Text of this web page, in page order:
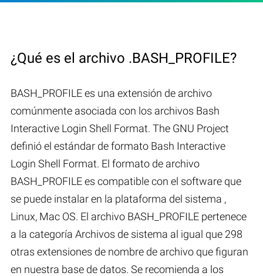
¿Qué es el archivo .BASH_PROFILE?
BASH_PROFILE es una extensión de archivo
comúnmente asociada con los archivos Bash
Interactive Login Shell Format. The GNU Project
definió el estándar de formato Bash Interactive
Login Shell Format. El formato de archivo
BASH_PROFILE es compatible con el software que
se puede instalar en la plataforma del sistema ,
Linux, Mac OS. El archivo BASH_PROFILE pertenece
a la categoría Archivos de sistema al igual que 298
otras extensiones de nombre de archivo que figuran
en nuestra base de datos. Se recomienda a los